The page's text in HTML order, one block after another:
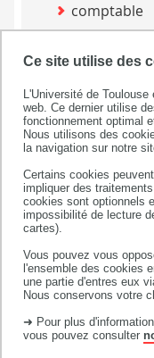
Ce site utilise des
L'Université de
web. Ce dernier utilise
fonctionnement optimal
Nous utilisons des
la navigation sur notre
Certains cookies
impliquer des
cookies sont optionnels
impossibilité de lecture
cartes).
Vous pouvez vous
l'ensemble des cookies
une partie d'entres eux
Nous conservons votre
➜ Pour plus
vous pouvez consulter
comptable
conseiller /
Pour
Parcoursup
CANDIDATER